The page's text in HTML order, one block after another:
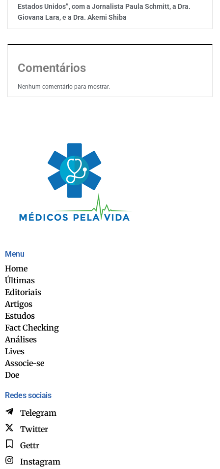
Estados Unidos”, com a Jornalista Paula Schmitt, a Dra.
Giovana Lara, e a Dra. Akemi Shiba
Comentários
Nenhum comentário para mostrar.
Menu
Home
Últimas
Editoriais
Artigos
Estudos
Fact Checking
Análises
Lives
Associe-se
Doe
Redes sociais
Telegram
Twitter
Gettr
Instagram